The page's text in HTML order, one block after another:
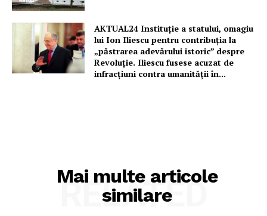
AKTUAL24 Instituție a statului, omagiu
lui Ion Iliescu pentru contribuția la
„păstrarea adevărului istoric” despre
Revoluție. Iliescu fusese acuzat de
infracțiuni contra umanității în...
Mai multe articole
similare
RELATED